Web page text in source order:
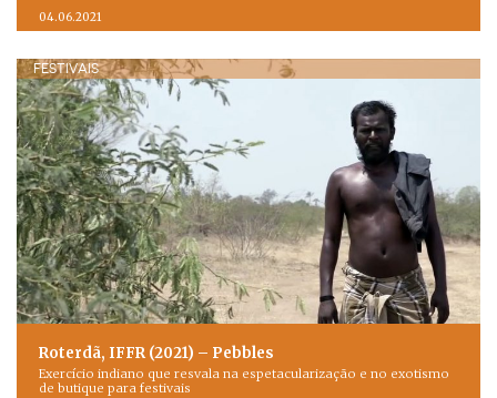
04.06.2021
FESTIVAIS
Roterdã, IFFR (2021) – Pebbles
Exercício indiano que resvala na espetacularização e no exotismo
de butique para festivais